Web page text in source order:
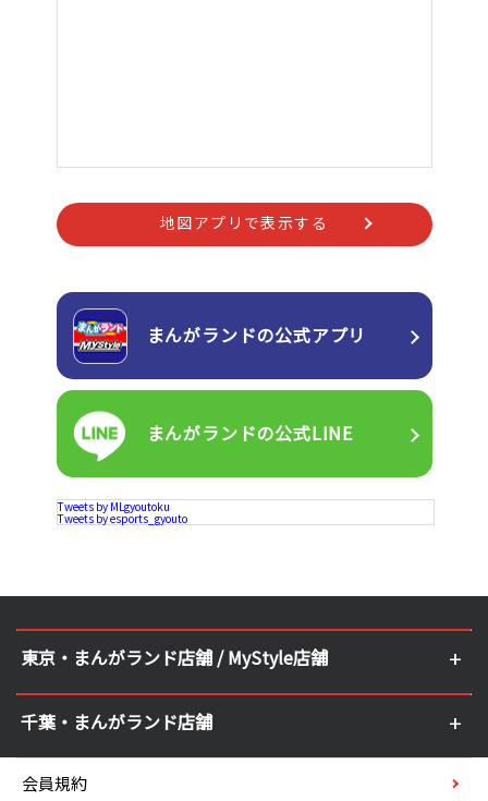
地図アプリで表示する
まんがランドの公式アプリ
まんがランドの公式LINE
Tweets by MLgyoutoku
Tweets by esports_gyouto
東京・まんがランド店舗 / MyStyle店舗
千葉・まんがランド店舗
会員規約